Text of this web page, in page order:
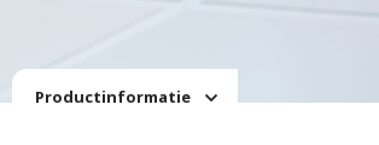
Productinformatie